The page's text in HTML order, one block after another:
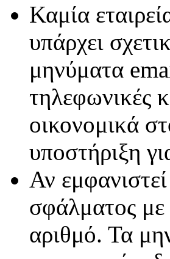
Καμία
υπάρχει
μηνύματα
τηλεφωνικές
οικονομικά
υποστήριξη
Αν
σφάλματος
αριθμό. Τα